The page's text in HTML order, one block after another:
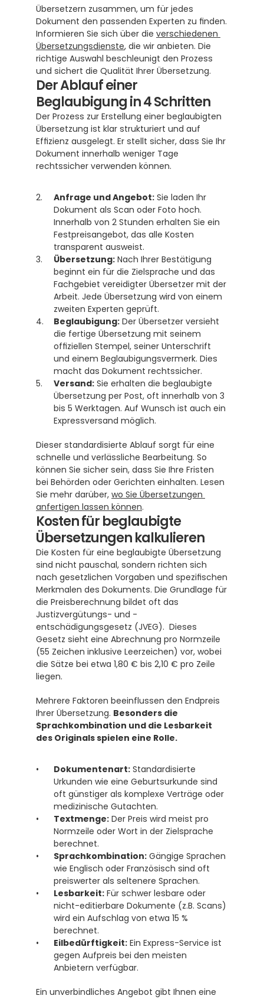
Übersetzern zusammen, um für jedes
Dokument den passenden Experten zu finden.
Informieren Sie sich über die verschiedenen
Übersetzungsdienste, die wir anbieten. Die
richtige Auswahl beschleunigt den Prozess
und sichert die Qualität Ihrer Übersetzung.
Der Ablauf einer
Beglaubigung in 4 Schritten
Der Prozess zur Erstellung einer beglaubigten
Übersetzung ist klar strukturiert und auf
Effizienz ausgelegt. Er stellt sicher, dass Sie Ihr
Dokument innerhalb weniger Tage
rechtssicher verwenden können.
Anfrage und Angebot: Sie laden Ihr
Dokument als Scan oder Foto hoch.
Innerhalb von 2 Stunden erhalten Sie ein
Festpreisangebot, das alle Kosten
transparent ausweist.
Übersetzung: Nach Ihrer Bestätigung
beginnt ein für die Zielsprache und das
Fachgebiet vereidigter Übersetzer mit der
Arbeit. Jede Übersetzung wird von einem
zweiten Experten geprüft.
Beglaubigung: Der Übersetzer versieht
die fertige Übersetzung mit seinem
offiziellen Stempel, seiner Unterschrift
und einem Beglaubigungsvermerk. Dies
macht das Dokument rechtssicher.
Versand: Sie erhalten die beglaubigte
Übersetzung per Post, oft innerhalb von 3
bis 5 Werktagen. Auf Wunsch ist auch ein
Expressversand möglich.
Dieser standardisierte Ablauf sorgt für eine
schnelle und verlässliche Bearbeitung. So
können Sie sicher sein, dass Sie Ihre Fristen
bei Behörden oder Gerichten einhalten. Lesen
Sie mehr darüber, wo Sie Übersetzungen
anfertigen lassen können.
Kosten für beglaubigte
Übersetzungen kalkulieren
Die Kosten für eine beglaubigte Übersetzung
sind nicht pauschal, sondern richten sich
nach gesetzlichen Vorgaben und spezifischen
Merkmalen des Dokuments. Die Grundlage für
die Preisberechnung bildet oft das
Justizvergütungs- und -
entschädigungsgesetz (JVEG).  Dieses
Gesetz sieht eine Abrechnung pro Normzeile
(55 Zeichen inklusive Leerzeichen) vor, wobei
die Sätze bei etwa 1,80 € bis 2,10 € pro Zeile
liegen.
Mehrere Faktoren beeinflussen den Endpreis
Ihrer Übersetzung. Besonders die
Sprachkombination und die Lesbarkeit
des Originals spielen eine Rolle.
Dokumentenart: Standardisierte
Urkunden wie eine Geburtsurkunde sind
oft günstiger als komplexe Verträge oder
medizinische Gutachten.
Textmenge: Der Preis wird meist pro
Normzeile oder Wort in der Zielsprache
berechnet.
Sprachkombination: Gängige Sprachen
wie Englisch oder Französisch sind oft
preiswerter als seltenere Sprachen.
Lesbarkeit: Für schwer lesbare oder
nicht-editierbare Dokumente (z.B. Scans)
wird ein Aufschlag von etwa 15 %
berechnet.
Eilbedürftigkeit: Ein Express-Service ist
gegen Aufpreis bei den meisten
Anbietern verfügbar.
Ein unverbindliches Angebot gibt Ihnen eine